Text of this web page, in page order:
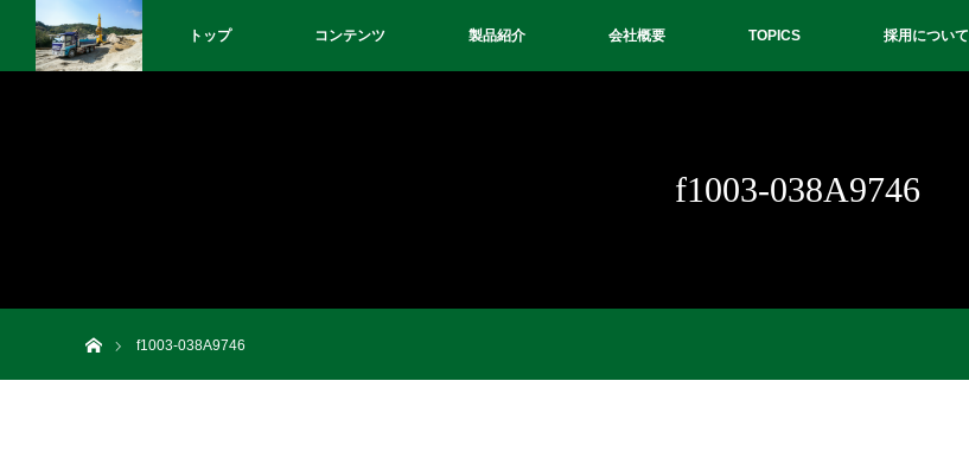
トップ コンテンツ 製品紹介 会社概要 TOPICS 採用について
f1003-038A9746
f1003-038A9746